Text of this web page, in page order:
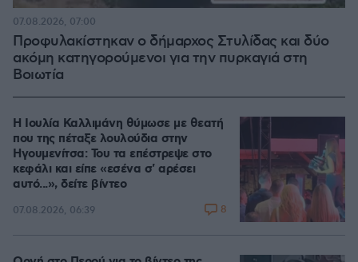
Προφυλακίστηκαν ο δήμαρχος Στυλίδας και δύο
ακόμη κατηγορούμενοι για την πυρκαγιά στη
Βοιωτία
07.08.2026, 07:00
Η Ιουλία Καλλιμάνη θύμωσε με θεατή
που της πέταξε λουλούδια στην
Ηγουμενίτσα: Του τα επέστρεψε στο
κεφάλι και είπε «εσένα σ' αρέσει
αυτό...», δείτε βίντεο
07.08.2026, 06:39 8